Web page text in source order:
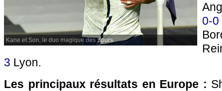
Kane et Son, le duo magique des Spurs.
0-0
3 Lyon.
Les principaux résultats en Europe :